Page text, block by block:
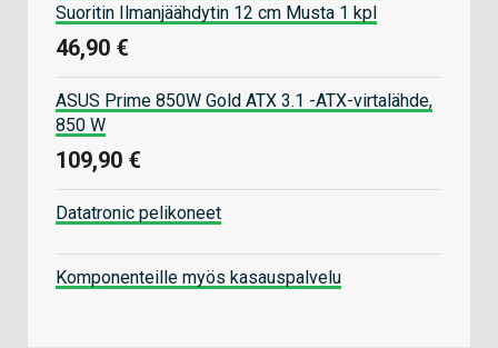
Suoritin Ilmanjäähdytin 12 cm Musta 1 kpl
46,90 €
ASUS Prime 850W Gold ATX 3.1 -ATX-virtalähde,
850 W
109,90 €
Datatronic pelikoneet
Komponenteille myös kasauspalvelu